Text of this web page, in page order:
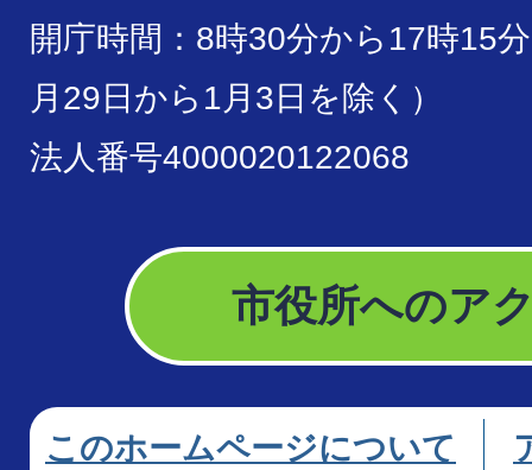
開庁時間：8時30分から17時15
月29日から1月3日を除く）
法人番号4000020122068
市役所へのア
このホームページについて